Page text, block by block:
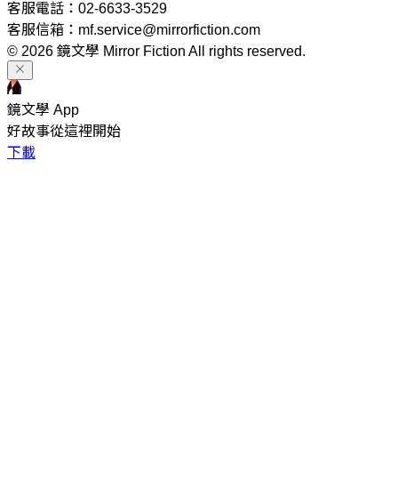
客服電話：02-6633-3529
客服信箱：mf.service@mirrorfiction.com
© 2026 鏡文學 Mirror Fiction All rights reserved.
鏡文學 App
好故事從這裡開始
下載